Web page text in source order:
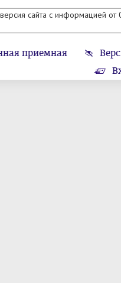
сайта с информацией
приемная